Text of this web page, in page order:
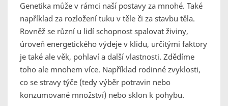
Genetika může v rámci naší postavy za mnohé. Také
například za rozložení tuku v těle či za stavbu těla.
Rovněž se různí u lidí schopnost spalovat živiny,
úroveň energetického výdeje v klidu, určitými faktory
je také ale věk, pohlaví a další vlastnosti. Zdědíme
toho ale mnohem více. Například rodinné zvyklosti,
co se stravy týče (tedy výběr potravin nebo
konzumované množství) nebo sklon k pohybu.